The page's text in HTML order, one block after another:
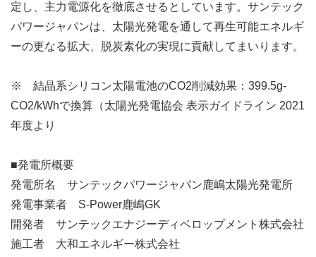
定し、主力電源化を徹底させるとしています。サンテック
パワージャパンは、太陽光発電を通して再生可能エネルギ
ーの更なる拡大、脱炭素化の実現に貢献してまいります。
※ 結晶系シリコン太陽電池のCO2削減効果：399.5g-
CO2/kWhで換算（太陽光発電協会 表示ガイドライン 2021
年度より
■発電所概要
発電所名 サンテックパワージャパン鹿嶋太陽光発電所
発電事業者 S-Power鹿嶋GK
開発者 サンテックエナジーディベロップメント株式会社
施工者 大和エネルギー株式会社